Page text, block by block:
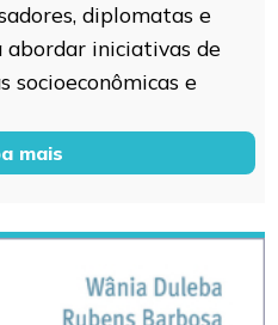
diplomatas e
iniciativas de
socioeconômicas e
mais